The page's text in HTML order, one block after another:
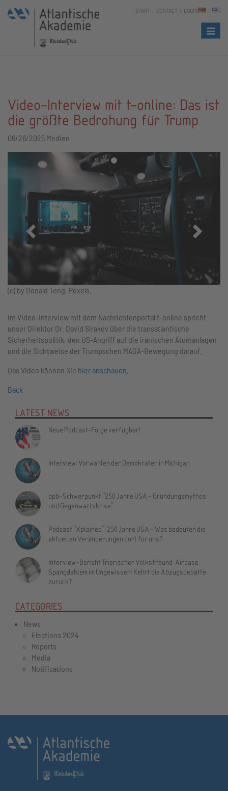
START CONTACT LOGIN
Video-Interview mit t-online: Das ist
die größte Bedrohung für Trump
06/26/2025 Medien
(c) by Donald Tong, Pexels.
Zurück Vor
Im Video-Interview mit dem Nachrichtenportal t-online spricht
unser Direktor Dr. David Sirakov über die transatlantische
Sicherheitspolitik, den US-Angriff auf die iranischen Atomanlagen
und die Sichtweise der Trumpschen MAGA-Bewegung darauf.
Das Video können Sie hier anschauen
Back
LATEST NEWS
Neue Podcast-Folge verfügbar!
Interview: Vorwahlen der Demokraten in Michigan
bpb-Schwerpunkt "250 Jahre USA – Gründungsmythos
und Gegenwartskrise"
Podcast "Xplained": 250 Jahre USA – Was bedeuten die
aktuellen Veränderungen dort für uns?
Interview-Bericht Trierischer Volksfreund: Airbase
Spangdahlem im Ungewissen: Kehrt die Abzugsdebatte
zurück?
CATEGORIES
News
Elections 2024
Reports
Media
Notifications